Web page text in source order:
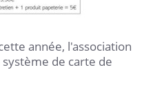
année, l'association
de carte de